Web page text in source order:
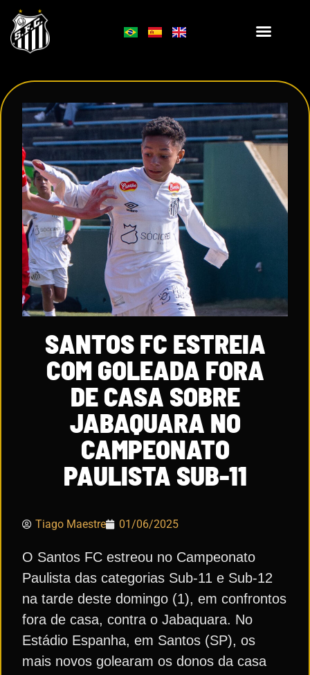
SANTOS FC ESTREIA
COM GOLEADA FORA
DE CASA SOBRE
JABAQUARA NO
CAMPEONATO
PAULISTA SUB-11
Tiago Maestre 01/06/2025
O Santos FC estreou no Campeonato
Paulista das categorias Sub-11 e Sub-12
na tarde deste domingo (1), em confrontos
fora de casa, contra o Jabaquara. No
Estádio Espanha, em Santos (SP), os
mais novos golearam os donos da casa